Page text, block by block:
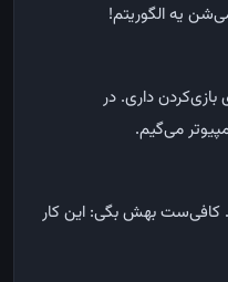
یه الگوریتم!
بازی‌کردن داری. در
می‌گیم.
۱۰ بار بالا بپره. کافی‌ست بهش بگی: این کار